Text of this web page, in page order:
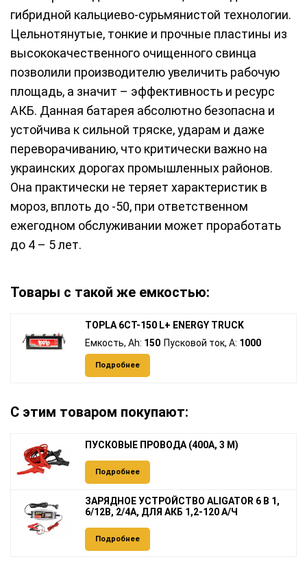
гибридной кальциево-сурьмянистой технологии.
Цельнотянутые, тонкие и прочные пластины из
высококачественного очищенного свинца
позволили производителю увеличить рабочую
площадь, а значит – эффективность и ресурс
АКБ. Данная батарея абсолютно безопасна и
устойчива к сильной тряске, ударам и даже
переворачиванию, что критически важно на
украинских дорогах промышленных районов.
Она практически не теряет характеристик в
мороз, вплоть до -50, при ответственном
ежегодном обслуживании может проработать
до 4 – 5 лет.
Товары с такой же емкостью:
TOPLA 6СТ-150 L+ ENERGY TRUCK
Емкость, Ah: 150 Пусковой ток, A: 1000
Подробнее
С этим товаром покупают:
ПУСКОВЫЕ ПРОВОДА (400А, 3 М)
Подробнее
ЗАРЯДНОЕ УСТРОЙСТВО ALIGATOR 6 В 1,
6/12В, 2/4А, ДЛЯ АКБ 1,2-120 А/Ч
Подробнее